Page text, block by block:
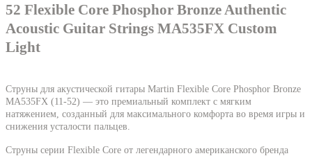
52 Flexible Core Phosphor Bronze Authentic
Acoustic Guitar Strings MA535FX Custom
Light
Струны для акустической гитары Martin Flexible Core Phosphor Bronze
MA535FX (11-52) — это премиальный комплект с мягким
натяжением, созданный для максимального комфорта во время игры и
снижения усталости пальцев.
Струны серии Flexible Core от легендарного американского бренда